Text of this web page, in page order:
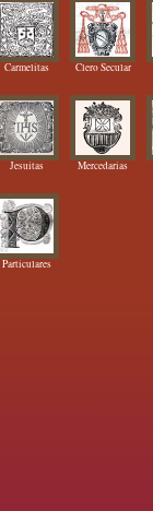
Carmelitas Clero Secular
Jesuitas Mercedarias
Particulares